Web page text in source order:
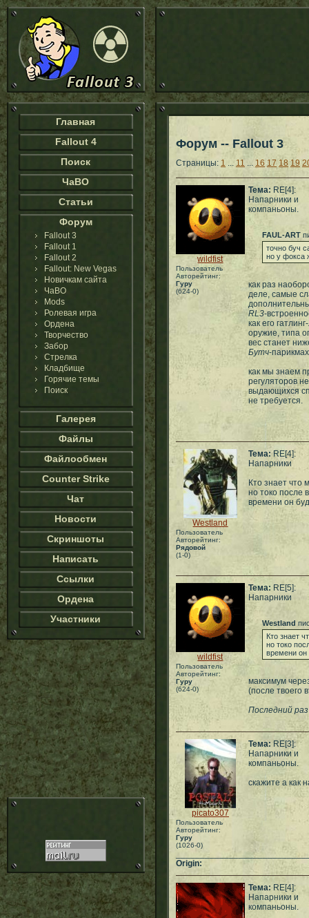
Главная
Fallout 4
Поиск
ЧаВО
Статьи
Форум
Fallout 3
Fallout 1
Fallout 2
Fallout: New Vegas
Новичкам сайта
ЧаВО
Mods
Ролевая игра
Ордена
Творчество
Забор
Стрелка
Кладбище
Горячие темы
Поиск
Галерея
Файлы
Файлообмен
Counter Strike
Чат
Новости
Скриншоты
Написать
Ссылки
Ордена
Участники
Форум -- Fallout 3
Страницы: 1 ... 11 ... 16 17 18 19
wildfist
Пользователь
Авторейтинг:
Гуру
(624-0)
Тема: RE[4]:
Напарники и
компаньоны.
FAUL-ART
точно буч
но у фокса
как раз
деле, самые
RL3-
как его
оружие, типа
вес станет
Бутч-
как мы знаем
регуляторов
выдающихся
не требуется.
Westland
Пользователь
Авторейтинг:
Рядовой
(1-0)
Тема:RE[4]:
Напарники
Кто знает что
но токо после
времени он
wildfist
Пользователь
Авторейтинг:
Гуру
(624-0)
Тема: RE[5]:
Напарники
Westland
Кто знает
но токо
времени он
максимум
(после твоего
Последний
picato307
Пользователь
Авторейтинг:
Гуру
(1026-0)
Тема: RE[3]:
Напарники и
компаньоны.
скажите а как
Origin:
Тема: RE[4]:
Напарники и
компаньоны.